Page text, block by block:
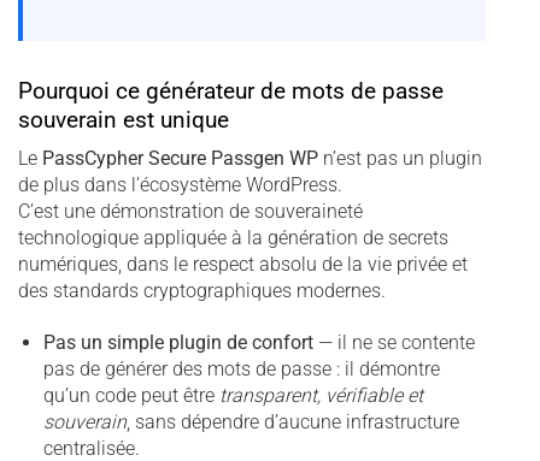
Pourquoi ce générateur de mots de passe
souverain est unique
Le PassCypher Secure Passgen WP n’est pas un plugin
de plus dans l’écosystème WordPress.
C’est une démonstration de souveraineté
technologique appliquée à la génération de secrets
numériques, dans le respect absolu de la vie privée et
des standards cryptographiques modernes.
Pas un simple plugin de confort— il ne se contente
pas de générer des mots de passe : il démontre
qu’un code peut être transparent, vérifiable et
souverain, sans dépendre d’aucune infrastructure
centralisée.